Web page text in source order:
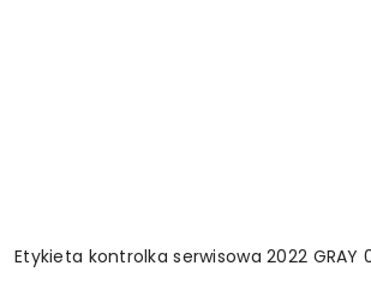
Etykieta kontrolka serwisowa 2022 GRAY